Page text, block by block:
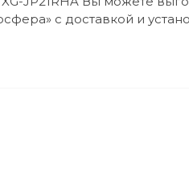
с доставкой и